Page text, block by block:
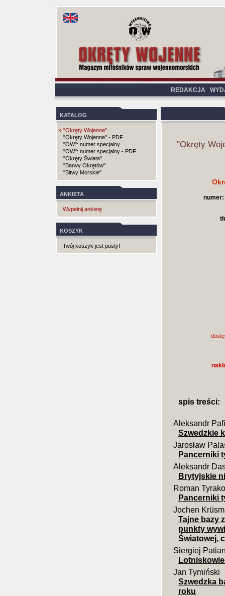
REDAKCJA
KATALOG
» "Okręty Wojenne"
"Okręty Wojenne" - PDF
"OW": numer specjalny
"OW": numer specjalny - PDF
"Okręty Świata"
"Barwy Okrętów"
"Bitwy Morskie"
ANKIETA
Wypełnij ankietę
KOSZYK
Twój koszyk jest pusty!
"Okręty
numer:
spis treści:
Aleksandr
Szwedzkie
Jarosław
Pancerniki
Aleksandr
Brytyjskie
Roman
Pancerniki
Jochen
Tajne bazy
punkty
Światowej,
Siergiej
Jan Tymiński
Szwedzka
roku